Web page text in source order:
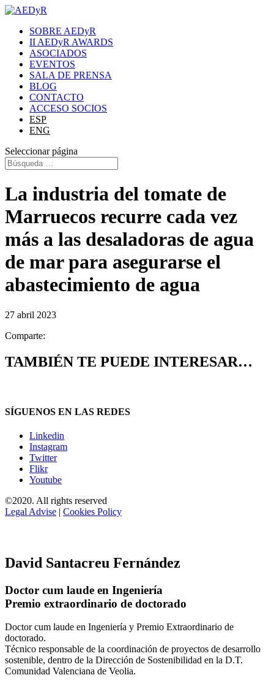
SOBRE AEDyR
II AEDyR AWARDS
ASOCIADOS
EVENTOS
SALA DE PRENSA
BLOG
CONTACTO
ACCESO SOCIOS
ESP
ENG
Seleccionar página
La industria del tomate de
Marruecos recurre cada vez
más a las desaladoras de agua
de mar para asegurarse el
abastecimiento de agua
27 abril 2023
Comparte:
TAMBIÉN TE PUEDE INTERESAR…
SÍGUENOS EN LAS REDES
Linkedin
Instagram
Twitter
Flikr
Youtube
©2020. All rights reserved
Legal Advise | Cookies Policy
David Santacreu Fernández
Doctor cum laude en Ingeniería
Premio extraordinario de doctorado
Doctor cum laude en Ingeniería y Premio Extraordinario de
doctorado.
Técnico responsable de la coordinación de proyectos de desarrollo
sostenible, dentro de la Dirección de Sostenibilidad en la D.T.
Comunidad Valenciana de Veolia.